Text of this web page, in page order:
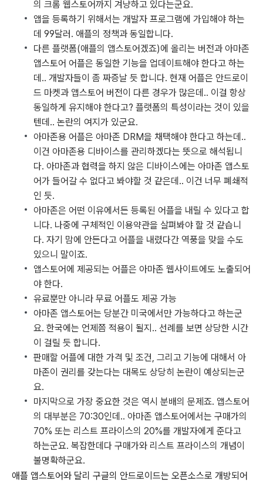
의 크롬 웹스토어까지 겨냥하고 있다는군요.
앱을 등록하기 위해서는 개발자 프로그램에 가입해야 하는
데 99달러. 애플의 정책과 동일합니다.
다른 플랫폼(애플의 앱스토어겠죠)에 올리는 버전과 아마존
앱스토어 어플은 동일한 기능을 업데이트해야 한다고 하는
데.. 개발자들이 좀 짜증날 듯 합니다. 현재 어플은 안드로이
드 마켓과 앱스토어 버전이 다른 경우가 많은데.. 이걸 항상
동일하게 유지해야 한다고? 플랫폼의 특성이라는 것이 있을
텐데.. 논란의 여지가 있군요.
아마존용 어플은 아마존 DRM을 채택해야 한다고 하는데..
이건 아마존용 디바이스를 관리하겠다는 뜻으로 해석됩니
다. 아마존과 협력을 하지 않은 디바이스에는 아마존 앱스토
어가 들어갈 수 없다고 봐야할 것 같은데.. 이건 너무 폐쇄적
인 듯.
아마존은 어떤 이유에서든 등록된 어플을 내릴 수 있다고 합
니다. 나중에 구체적인 이용약관을 살펴봐야 할 것 같습니
다. 자기 맘에 안든다고 어플을 내렸다간 역풍을 맞을 수도
있으니 말이죠.
앱스토어에 제공되는 어플은 아마존 웹사이트에도 노출되어
야 한다.
유료뿐만 아니라 무료 어플도 제공 가능
아마존 앱스토어는 당분간 미국에서만 가능하다고 하는군
요. 한국에는 언제쯤 적용이 될지.. 선례를 보면 상당한 시간
이 걸릴 듯 합니다.
판매할 어플에 대한 가격 및 조건, 그리고 기능에 대해서 아
마존이 권리를 갖는다는 대목도 상당히 논란이 예상되는군
요.
마지막으로 가장 중요한 것은 역시 분배의 문제죠. 앱스토어
의 대부분은 70:30인데.. 아마존 앱스토어에서는 구매가의
70% 또는 리스트 프라이스의 20%를 개발자에게 준다고
하는군요. 복잡한데다 구매가와 리스트 프라이스의 개념이
불명확하군요.
애플 앱스토어와 달리 구글의 안드로이드는 오픈소스로 개방되어